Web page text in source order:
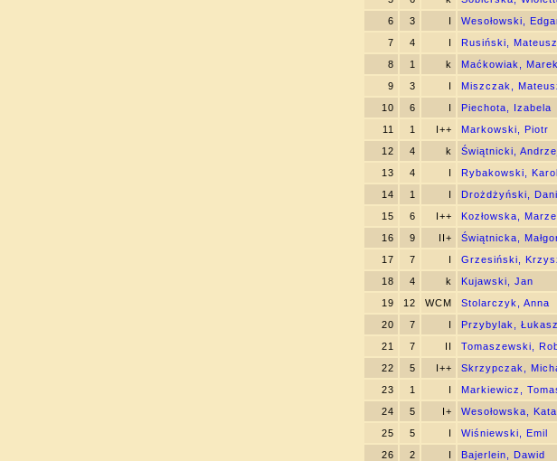
6
3 I Wesołowski,
7
4 I Rusiński, Mateusz
8
1 k Maćkowiak, Marek
9
3 I Miszczak,
10
6 I Piechota, Izabela
11
1 I++ Markowski, Piotr
12
4 k Świątnicki,
13
4 I Rybakowski, Karol
14
1 I Drożdżyński,
15
6 I++ Kozłowska,
16
9 II+ Świątnicka,
17
7 I Grzesiński,
18
4 k Kujawski, Jan
19
12 WCM Stolarczyk, Anna
20
7 I Przybylak, Łukasz
21
7 II Tomaszewski,
22
5 I++ Skrzypczak,
23
1 I Markiewicz,
24
5 I+ Wesołowska,
25
5 I Wiśniewski, Emil
26
2 I Bajerlein, Dawid